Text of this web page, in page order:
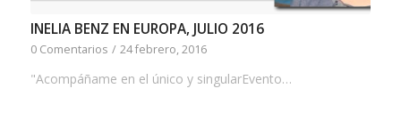
INELIA BENZ EN EUROPA, JULIO 2016
0 Comentarios / 24 febrero, 2016
"Acomp​á​ñame en el único ​y singular ​​E​vento…